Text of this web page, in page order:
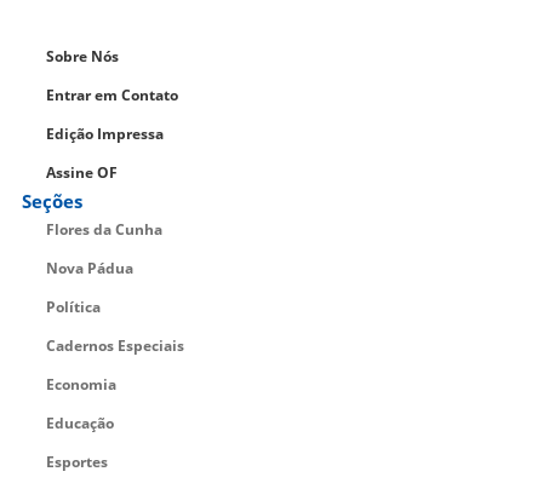
Sobre Nós
Entrar em Contato
Edição Impressa
Assine OF
Seções
Flores da Cunha
Nova Pádua
Política
Cadernos Especiais
Economia
Educação
Esportes